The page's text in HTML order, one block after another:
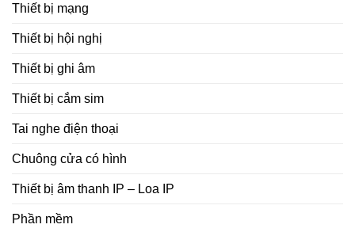
Thiết bị mạng
Thiết bị hội nghị
Thiết bị ghi âm
Thiết bị cắm sim
Tai nghe điện thoại
Chuông cửa có hình
Thiết bị âm thanh IP – Loa IP
Phần mềm